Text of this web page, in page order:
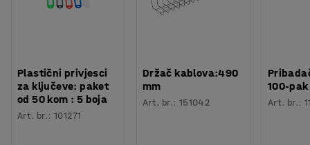
Broj sjedala:
Montaža: Dolazi sastavljeno
Plastični privjesci
za ključeve: paket
od 50 kom : 5 boja
Art. br.:101271
Držač kablova:490
mm
Art. br.: 151042
100-pak
Art. br.: